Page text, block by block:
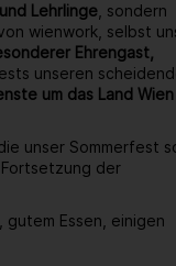
Lehrlinge , sondern
wienwork, selbst
Ehrengast,
unseren
um das Land Wien
die unser Sommerfest
der
Essen, einigen